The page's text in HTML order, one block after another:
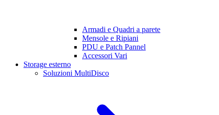
Armadi e Quadri a parete
Mensole e Ripiani
PDU e Patch Pannel
Accessori Vari
Storage esterno
Soluzioni MultiDisco